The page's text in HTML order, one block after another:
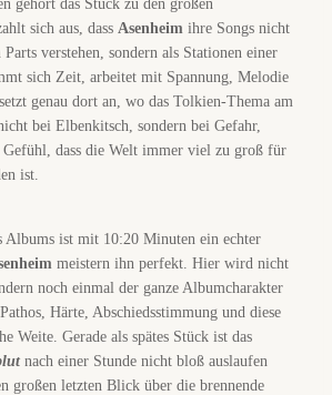
gehört das Stück zu den großen
sich aus, dass Asenheim ihre Songs nicht
verstehen, sondern als Stationen einer
sich Zeit, arbeitet mit Spannung, Melodie
genau dort an, wo das Tolkien-Thema am
bei Elbenkitsch, sondern bei Gefahr,
Gefühl, dass die Welt immer viel zu groß für
ist.
Albums ist mit 10:20 Minuten ein echter
meistern ihn perfekt. Hier wird nicht
noch einmal der ganze Albumcharakter
Härte, Abschiedsstimmung und diese
Weite. Gerade als spätes Stück ist das
nach einer Stunde nicht bloß auslaufen
großen letzten Blick über die brennende